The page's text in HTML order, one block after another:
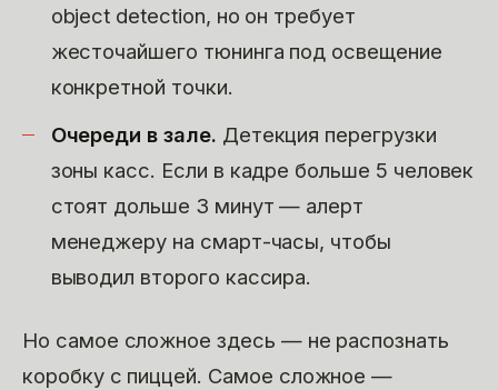
object detection, но он требует
жесточайшего тюнинга под освещение
конкретной точки.
Очереди в зале. Детекция перегрузки
зоны касс. Если в кадре больше 5 человек
стоят дольше 3 минут — алерт
менеджеру на смарт-часы, чтобы
выводил второго кассира.
Но самое сложное здесь — не распознать
коробку с пиццей. Самое сложное —